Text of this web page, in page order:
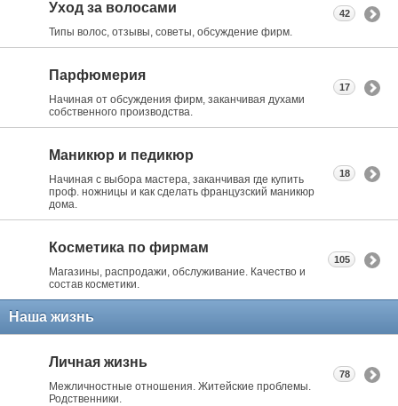
Уход за волосами
Типы волос, отзывы, советы, обсуждение фирм.
42
Парфюмерия
Начиная от обсуждения фирм, заканчивая духами
собственного производства.
17
Маникюр и педикюр
Начиная с выбора мастера, заканчивая где купить
проф. ножницы и как сделать французский маникюр
дома.
18
Косметика по фирмам
Магазины, распродажи, обслуживание. Качество и
состав косметики.
105
Наша жизнь
Личная жизнь
Межличностные отношения. Житейские проблемы.
Родственники.
78